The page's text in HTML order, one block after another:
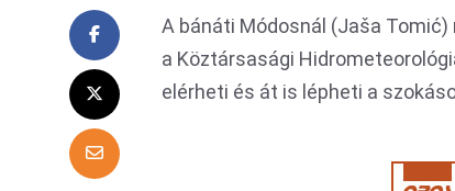
A bánáti Módosnál (Jaša
a Köztársasági
elérheti és át is lépheti a